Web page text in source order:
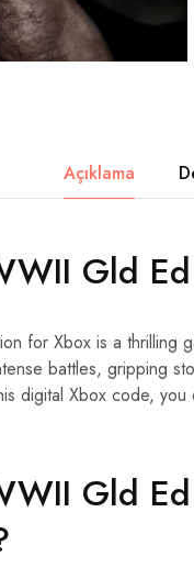
Açıklama
Gld Ed
for Xbox is a thrilling
battles, gripping
digital Xbox code,
Gld